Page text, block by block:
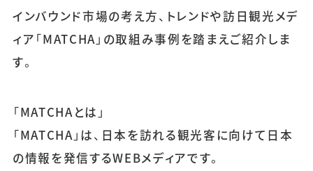
インバウンド市場の考え方、トレンドや訪日観光メデ
ィア「MATCHA」の取組み事例を踏まえご紹介しま
す。
「MATCHAとは」
「MATCHA」は、日本を訪れる観光客に向けて日本
の情報を発信するWEBメディアです。